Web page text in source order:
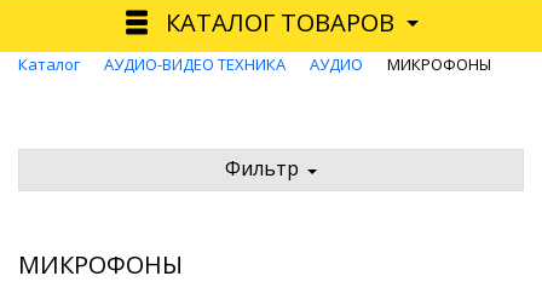
КАТАЛОГ ТОВАРОВ
Каталог АУДИО-ВИДЕО ТЕХНИКА АУДИО МИКРОФОНЫ
Фильтр
МИКРОФОНЫ